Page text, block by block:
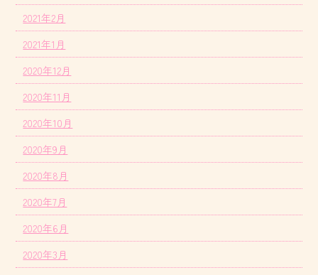
2021年2月
2021年1月
2020年12月
2020年11月
2020年10月
2020年9月
2020年8月
2020年7月
2020年6月
2020年3月